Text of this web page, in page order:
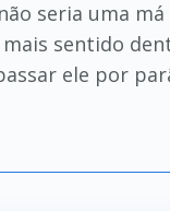
seria uma
sentido
ele por